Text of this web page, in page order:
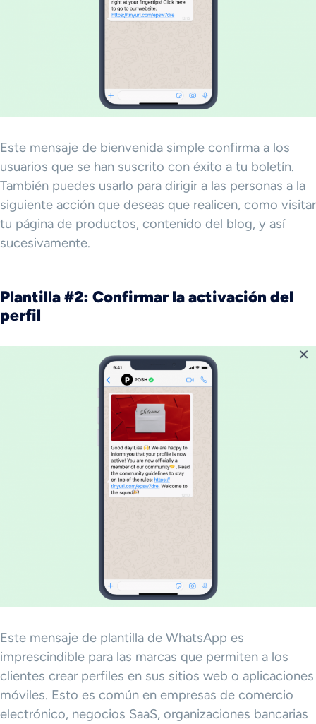
Este mensaje de bienvenida simple confirma a los
usuarios que se han suscrito con éxito a tu boletín.
También puedes usarlo para dirigir a las personas a la
siguiente acción que deseas que realicen, como visitar
tu página de productos, contenido del blog, y así
sucesivamente.
Plantilla #2: Confirmar la activación del
perfil
Este mensaje de plantilla de WhatsApp es
imprescindible para las marcas que permiten a los
clientes crear perfiles en sus sitios web o aplicaciones
móviles. Esto es común en empresas de comercio
electrónico, negocios SaaS, organizaciones bancarias